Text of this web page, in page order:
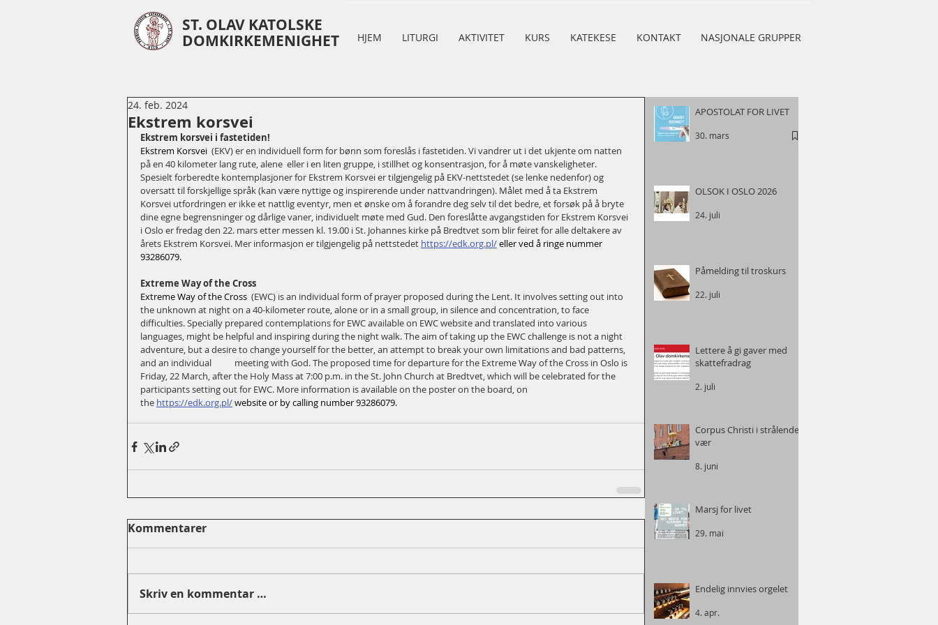
ST. OLAV KATOLSKE
DOMKIRKEMENIGHET HJEM LITURGI AKTIVITET KURS KATEKESE KONTAKT NASJONALE GRUPPER
Ekstrem korsvei
24. feb. 2024
Ekstrem korsvei i fastetiden!
Ekstrem Korsvei (EKV) er en individuell form for bønn som foreslås i fastetiden. Vi vandrer ut i det ukjente om natten
på en 40 kilometer lang rute, alene  eller i en liten gruppe, i stillhet og konsentrasjon, for å møte vanskeligheter.
Spesielt forberedte kontemplasjoner for Ekstrem Korsvei er tilgjengelig på EKV-nettstedet (se lenke nedenfor) og
oversatt til forskjellige språk (kan være nyttige og inspirerende under nattvandringen). Målet med å ta Ekstrem
Korsvei utfordringen er ikke et nattlig eventyr, men et ønske om å forandre deg selv til det bedre, et forsøk på å bryte
dine egne begrensninger og dårlige vaner, individuelt møte med Gud. Den foreslåtte avgangstiden for Ekstrem Korsvei
i Oslo er fredag den 22. mars etter messen kl. 19.00 i St. Johannes kirke på Bredtvet som blir feiret for alle deltakere av
årets Ekstrem Korsvei. Mer informasjon er tilgjengelig på nettstedet https://edk.org.pl/ eller ved å ringe nummer
93286079.
Extreme Way of the Cross
Extreme Way of the Cross (EWC) is an individual form of prayer proposed during the Lent. It involves setting out into
the unknown at night on a 40-kilometer route, alone or in a small group, in silence and concentration, to face
difficulties. Specially prepared contemplations for EWC available on EWC website and translated into various
languages, might be helpful and inspiring during the night walk. The aim of taking up the EWC challenge is not a night
adventure, but a desire to change yourself for the better, an attempt to break your own limitations and bad patterns,
and an individual           meeting with God. The proposed time for departure for the Extreme Way of the Cross in Oslo is
Friday, 22 March, after the Holy Mass at 7:00 p.m. in the St. John Church at Bredtvet, which will be celebrated for the
participants setting out for EWC. More information is available on the poster on the board, on
the https://edk.org.pl/ website or by calling number 93286079.
Kommentarer
Skriv en kommentar …
APOSTOLAT FOR LIVET
30. mars
OLSOK I OSLO 2026
24. juli
Påmelding til troskurs
22. juli
Lettere å gi gaver med
skattefradrag
2. juli
Corpus Christi i strålende
vær
8. juni
Marsj for livet
29. mai
Endelig innvies orgelet
4. apr.